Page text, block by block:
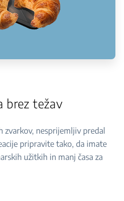
brez težav
zvarkov, nesprijemljiv predal
pripravite tako, da imate
užitkih in manj časa za